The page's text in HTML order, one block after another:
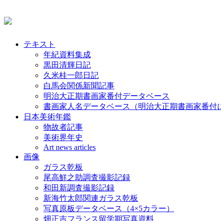
テキスト
年紀資料集成
黒田清輝日記
久米桂一郎日記
白馬会関係新聞記事
明治大正期書画家番付データベース
書画家人名データベース（明治大正期書画家番付
日本美術年鑑
物故者記事
美術界年史
Art news articles
画像
ガラス乾板
尾高鮮之助調査撮影記録
和田新調査撮影記録
新海竹太郎関連ガラス乾板
写真原板データベース（4×5カラー）
畑正吉フランス留学期写真資料